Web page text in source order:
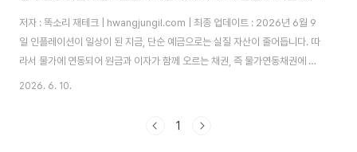
저자 : 똑소리 재테크 | hwangjungil.com | 최종 업데이트 : 2026년 6월 9
일 인플레이션이 일상이 된 지금, 단순 예금으로는 실질 자산이 줄어듭니다. 따
라서 물가에 연동되어 원금과 이자가 함께 오르는 채권, 즉 물가연동채권에 주
목해야 합니다.몇 년 전 저는 예금 금리가 2%대일 때 은행에 5,000만 원을 넣
이자가 붙어 있었지만, 실제로는 마이너스 수익률이었습니다. 그때 처음으로
2026. 6. 10.
1